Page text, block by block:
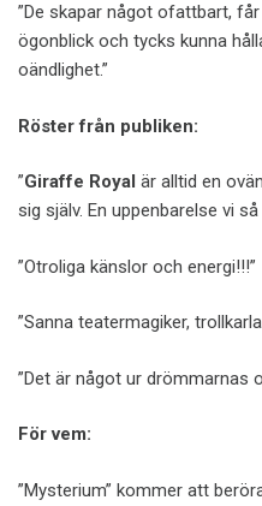
”De skapar något ofattbart,
ögonblick och tycks kunna
oändlighet.”
Röster från publiken:
”Giraffe Royal är alltid en
sig själv. En uppenbarelse vi
”Otroliga känslor och energi!!!”
”Sanna teatermagiker,
”Det är något ur drömmarnas
För vem:
”Mysterium” kommer att